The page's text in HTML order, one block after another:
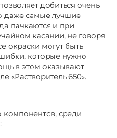
добиться очень
даже самые лучшие
пачкаются и при
касании, не говоря
окраски могут быть
которые нужно
в этом оказывают
«Растворитель 650».
компонентов, среди